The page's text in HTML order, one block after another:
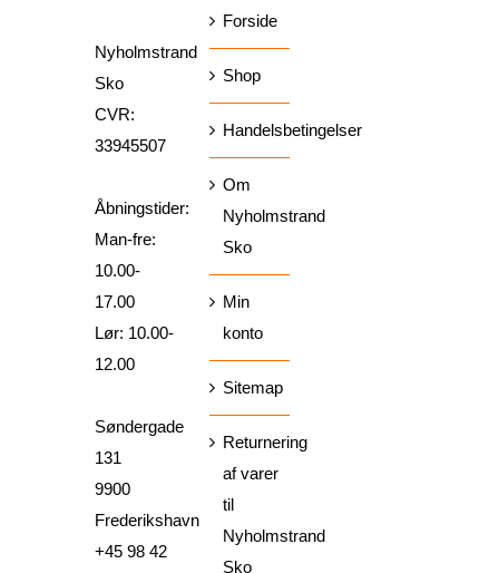
Nyholmstrand
Sko
CVR:
33945507
Åbningstider:
Man-fre:
10.00-
17.00
Lør: 10.00-
12.00
Søndergade
131
9900
Frederikshavn
+45 98 42
Forside
Shop
Handelsbetingelser
Om
Nyholmstrand
Sko
Min
konto
Sitemap
Returnering
af varer
til
Nyholmstrand
Sko